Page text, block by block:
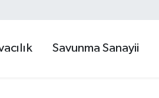
Savunma Sanayii